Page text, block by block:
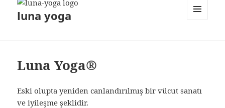
luna yoga
Luna Yoga®
Eski olupta yeniden canlandırılmış bir vücut sanatı
ve iyileşme şeklidir.